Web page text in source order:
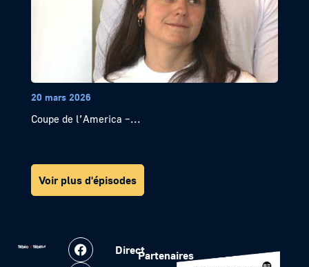
20 mars 2026
Coupe de l’America –...
Voir plus d'épisodes
DirectPartenaires